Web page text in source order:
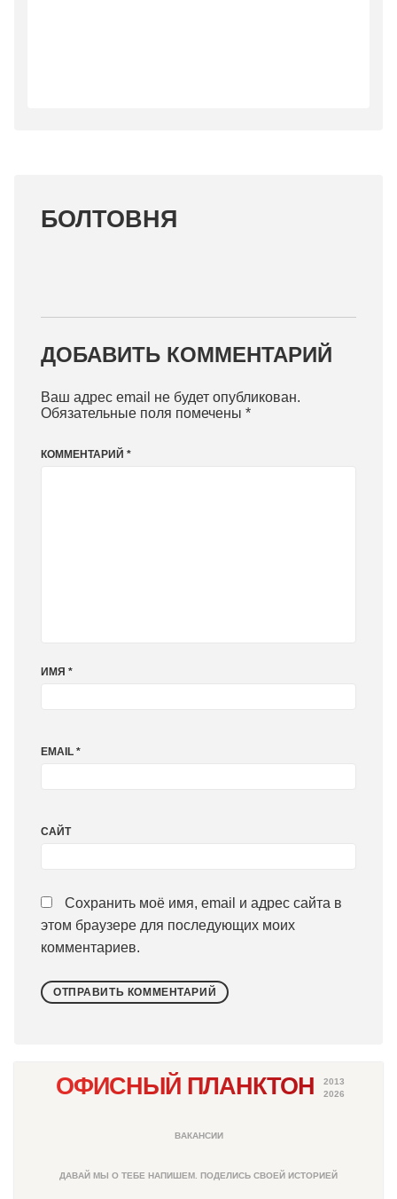
БОЛТОВНЯ
ДОБАВИТЬ КОММЕНТАРИЙ
Ваш адрес email не будет опубликован.
Обязательные поля помечены *
КОММЕНТАРИЙ *
ИМЯ *
EMAIL *
САЙТ
Сохранить моё имя, email и адрес сайта в
этом браузере для последующих моих
комментариев.
ОФИСНЫЙ ПЛАНКТОН
2013
2026
ВАКАНСИИ
ДАВАЙ МЫ О ТЕБЕ НАПИШЕМ. ПОДЕЛИСЬ СВОЕЙ ИСТОРИЕЙ